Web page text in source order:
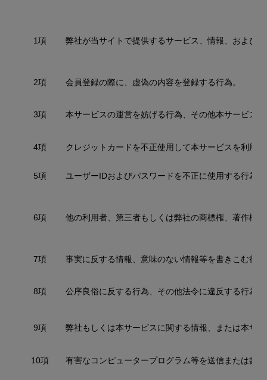
1項 弊社が当サイトで提供するサービス、情報、および
2項 会員登録の際に、虚偽の内容を登録する行為。
3項 本サービスの運営を妨げる行為、その他本サービス
4項 クレジットカードを不正使用して本サービスを利用
5項 ユーザーIDおよびパスワードを不正に使用する行為。
6項 他の利用者、第三者もしくは弊社の商標権、著作権
7項 事実に反する情報、意味のない情報等を書きこむ行
8項 公序良俗に反する行為、その他法令に違反する行為
9項 弊社もしくは本サービスに関する情報、または本サ
10項 有害なコンピュータープログラム等を送信または書